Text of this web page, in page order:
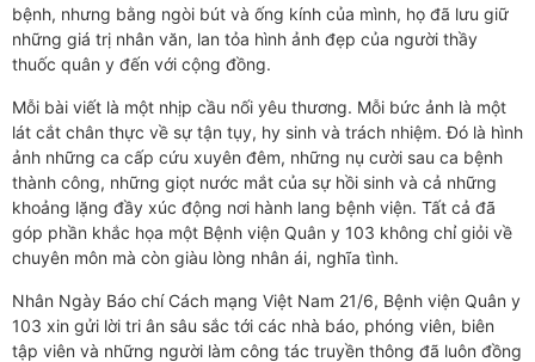
bệnh, nhưng bằng ngòi bút và ống kính của mình, họ đã lưu giữ
những giá trị nhân văn, lan tỏa hình ảnh đẹp của người thầy
thuốc quân y đến với cộng đồng.
Mỗi bài viết là một nhịp cầu nối yêu thương. Mỗi bức ảnh là một
lát cắt chân thực về sự tận tụy, hy sinh và trách nhiệm. Đó là hình
ảnh những ca cấp cứu xuyên đêm, những nụ cười sau ca bệnh
thành công, những giọt nước mắt của sự hồi sinh và cả những
khoảng lặng đầy xúc động nơi hành lang bệnh viện. Tất cả đã
góp phần khắc họa một Bệnh viện Quân y 103 không chỉ giỏi về
chuyên môn mà còn giàu lòng nhân ái, nghĩa tình.
Nhân Ngày Báo chí Cách mạng Việt Nam 21/6, Bệnh viện Quân y
103 xin gửi lời tri ân sâu sắc tới các nhà báo, phóng viên, biên
tập viên và những người làm công tác truyền thông đã luôn đồng